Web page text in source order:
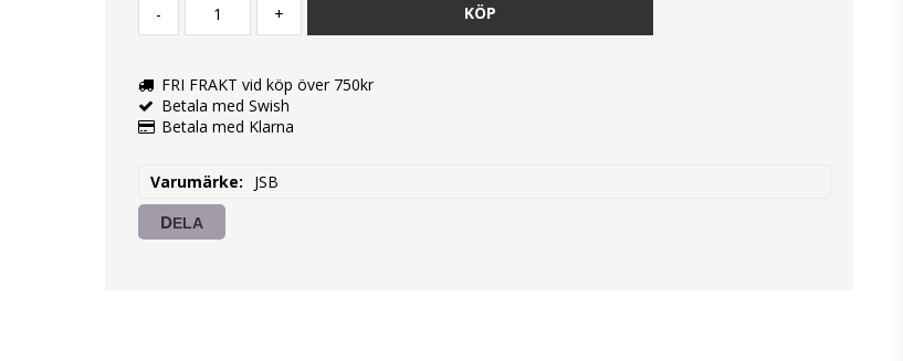
- + KÖP
FRI FRAKT vid köp över 750kr
Betala med Swish
Betala med Klarna
Varumärke JSB
DELA